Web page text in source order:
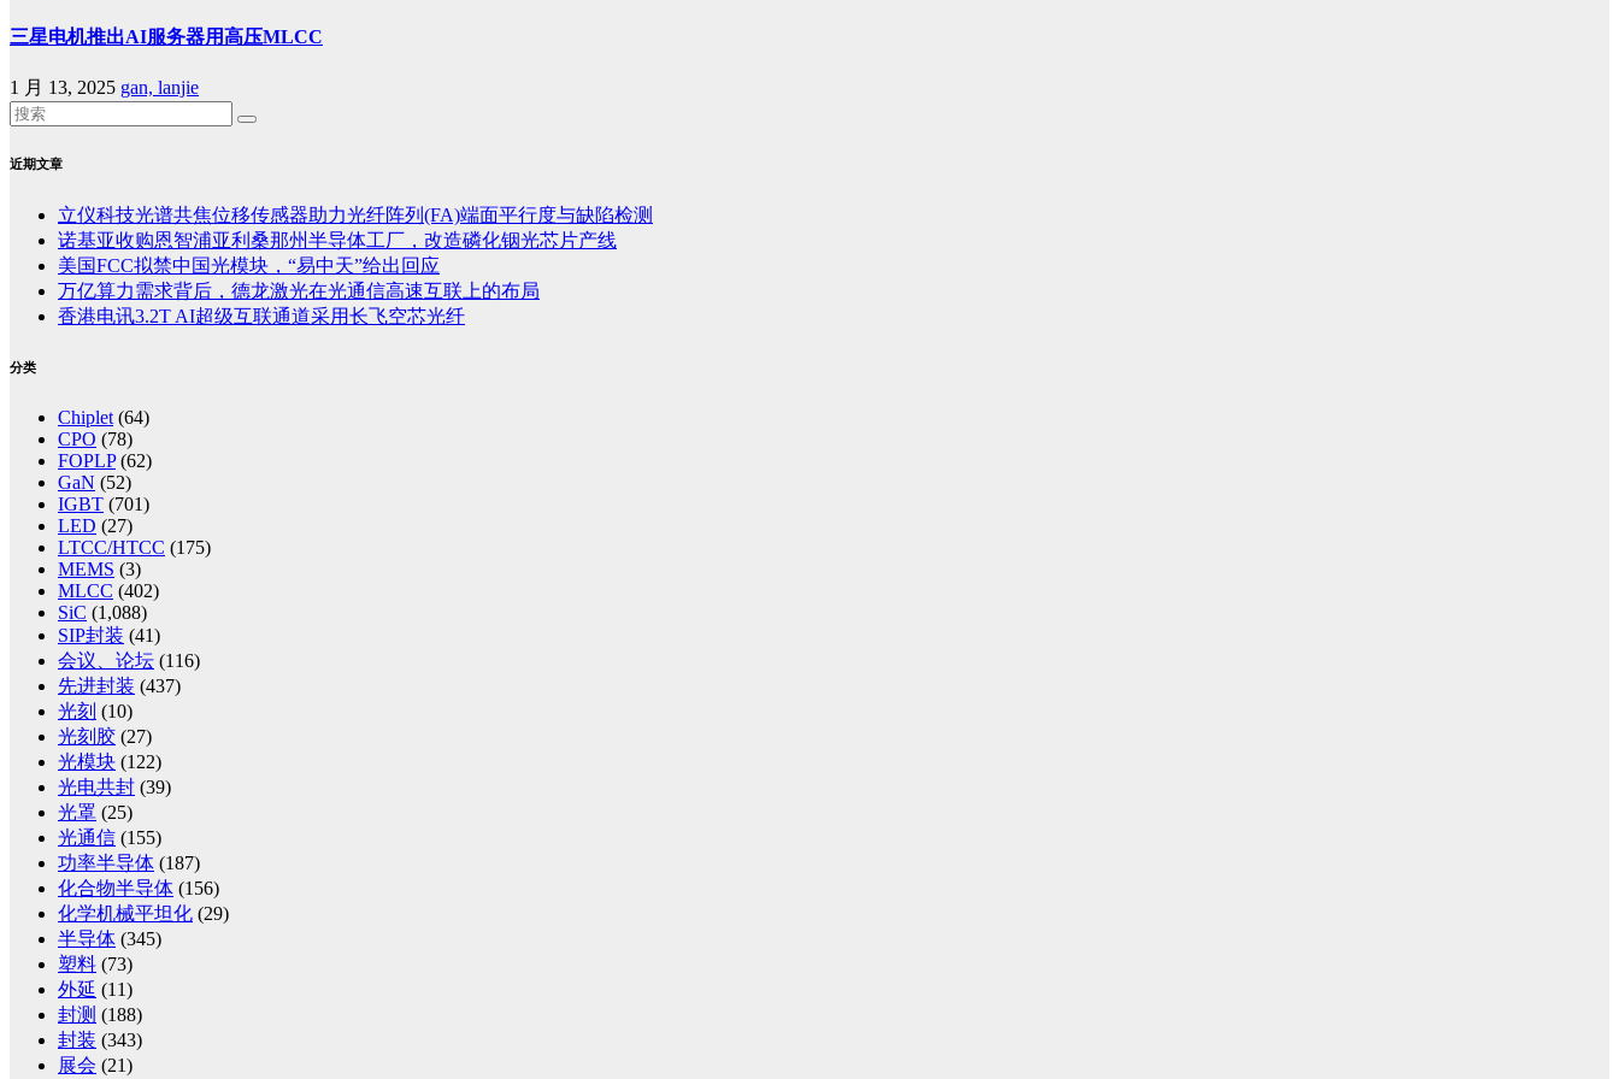
三星电机推出AI服务器用高压MLCC
1 月 13, 2025 gan, lanjie
近期文章
立仪科技光谱共焦位移传感器助力光纤阵列(FA)端面平行度与缺陷检测
诺基亚收购恩智浦亚利桑那州半导体工厂，改造磷化铟光芯片产线
美国FCC拟禁中国光模块，“易中天”给出回应
万亿算力需求背后，德龙激光在光通信高速互联上的布局
香港电讯3.2T AI超级互联通道采用长飞空芯光纤
分类
Chiplet (64)
CPO (78)
FOPLP(62)
GaN (52)
IGBT (701)
LED (27)
LTCC/HTCC (175)
MEMS (3)
MLCC (402)
SiC (1,088)
SIP封装 (41)
会议、论坛 (116)
先进封装 (437)
光刻 (10)
光刻胶 (27)
光模块 (122)
光电共封 (39)
光罩 (25)
光通信 (155)
功率半导体 (187)
化合物半导体 (156)
化学机械平坦化 (29)
半导体 (345)
塑料 (73)
外延 (11)
封测 (188)
封装 (343)
展会 (21)